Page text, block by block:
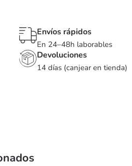
Envíos rápidos
En 24–48h laborables
Devoluciones
14 días (canjear en tienda)